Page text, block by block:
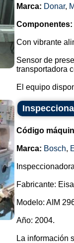
Marca: Donar,
Componentes:
Con vibrante
Sensor de
transportadora
El equipo
Código
Marca: Bosch,
Fabricante:
Modelo: AIM
Año: 2004.
La información